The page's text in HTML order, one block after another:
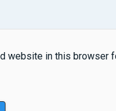
website in this browser